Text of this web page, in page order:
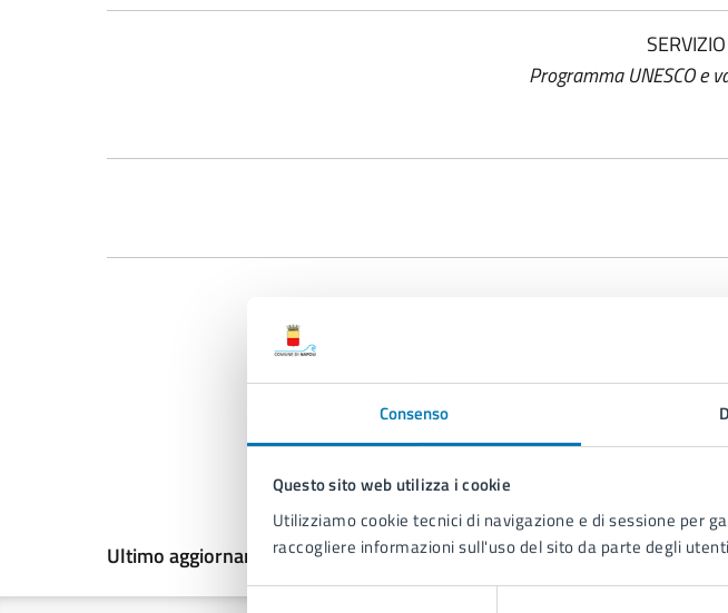
Consenso
Questo sito web utilizza i cookie
Utilizziamo cookie tecnici di navigazione e di sessione per
raccogliere informazioni sull'uso del sito da parte degli
Selezione
Programma UNESCO e
Ultimo aggiornamento:19/06/2025, 11:15